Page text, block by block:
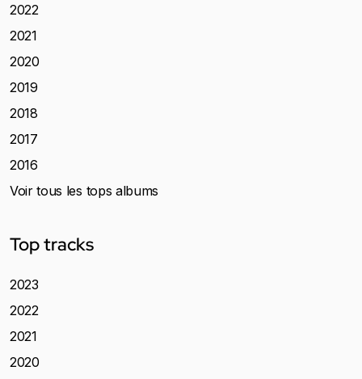
2022
2021
2020
2019
2018
2017
2016
Voir tous les tops albums
Top tracks
2023
2022
2021
2020